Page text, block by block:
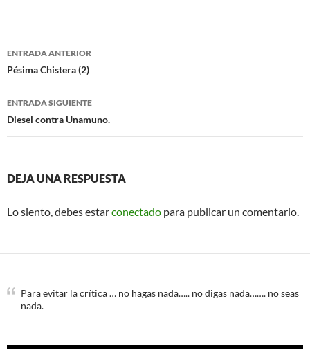
o
o
e
r
Navegación
de
entradas
ENTRADA ANTERIOR
Pésima Chistera (2)
ENTRADA SIGUIENTE
Diesel contra Unamuno.
DEJA UNA RESPUESTA
Lo siento, debes estarconectado para publicar un comentario.
Para evitar la crítica … no hagas nada….. no digas nada……. no seas
nada.